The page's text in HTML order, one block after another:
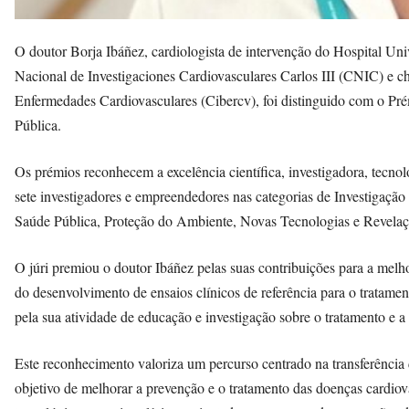
O doutor Borja Ibáñez, cardiologista de intervenção do Hospital
Nacional de Investigaciones Cardiovasculares Carlos III (CNIC) e
Enfermedades Cardiovasculares (Cibercv), foi distinguido com o
Pública.
Os prémios reconhecem a excelência científica, investigadora,
sete investigadores e empreendedores nas categorias de
Saúde Pública, Proteção do Ambiente, Novas Tecnologias e
O júri premiou o doutor Ibáñez pelas suas contribuições para a
do desenvolvimento de ensaios clínicos de referência para o
pela sua atividade de educação e investigação sobre o tratamento e
Este reconhecimento valoriza um percurso centrado na
objetivo de melhorar a prevenção e o tratamento das doenças